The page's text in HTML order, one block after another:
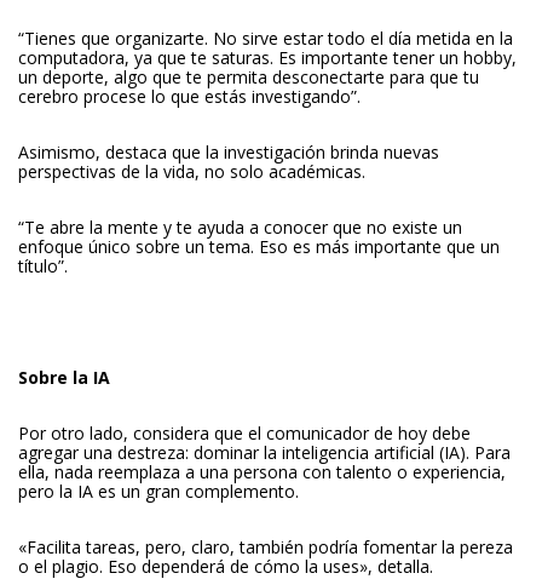
“Tienes que organizarte. No sirve estar todo el día metida en la
computadora, ya que te saturas. Es importante tener un hobby,
un deporte, algo que te permita desconectarte para que tu
cerebro procese lo que estás investigando”.
Asimismo, destaca que la investigación brinda nuevas
perspectivas de la vida, no solo académicas.
“Te abre la mente y te ayuda a conocer que no existe un
enfoque único sobre un tema. Eso es más importante que un
título”.
Sobre la IA
Por otro lado, considera que el comunicador de hoy debe
agregar una destreza: dominar la inteligencia artificial (IA). Para
ella, nada reemplaza a una persona con talento o experiencia,
pero la IA es un gran complemento.
«Facilita tareas, pero, claro, también podría fomentar la pereza
o el plagio. Eso dependerá de cómo la uses», detalla.